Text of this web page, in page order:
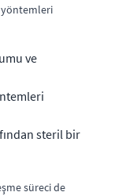
yöntemleri
ve
steril bir
süreci de